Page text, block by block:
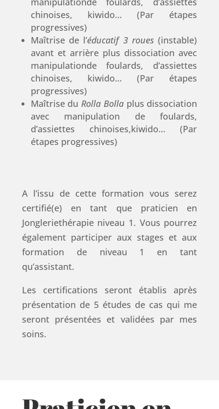
chinoises, kiwido… (Par étapes
progressives)
Maîtrise de l’éducatif 3 roues(instable)
avant et arrière plus dissociation avec
manipulationde foulards, d’assiettes
chinoises, kiwido… (Par étapes
progressives)
Maîtrise duRolla Bollaplus dissociation
avec manipulation de foulards,
d’assiettes chinoises,kiwido… (Par
étapes progressives)
A l’issu de cette formation vous serez
certifié(e) en tant que praticien en
Jongleriethérapie niveau 1. Vous pourrez
également participer aux stages et aux
formation de niveau 1 en tant
qu’assistant.
Les certifications seront établis après
présentation de 5 études de cas qui me
seront présentées et validées par mes
soins.